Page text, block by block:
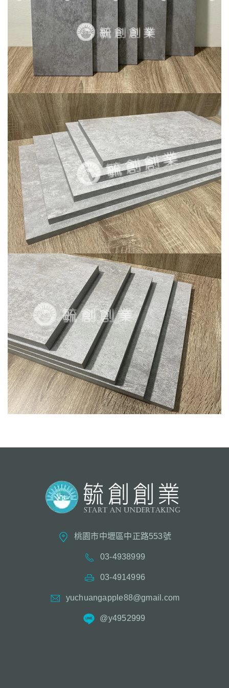
桃園市中壢區中正路553號
03-4938999
03-4914996
yuchuangapple88@gmail.com
@y4952999